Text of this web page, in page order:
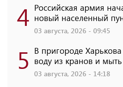
4 Российская армия
новый населенный
03 августа, 2026 - 09:45
5 В пригороде
воду из кранов и
03 августа, 2026 - 14:18